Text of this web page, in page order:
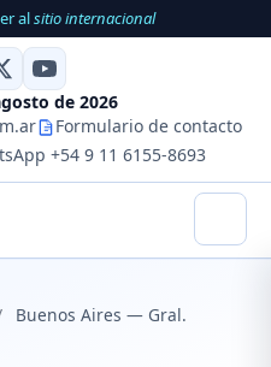
alsitio internacional
de 2026
Formulario de contacto
+54 9 11 6155-8693
Buenos Aires — Gral.